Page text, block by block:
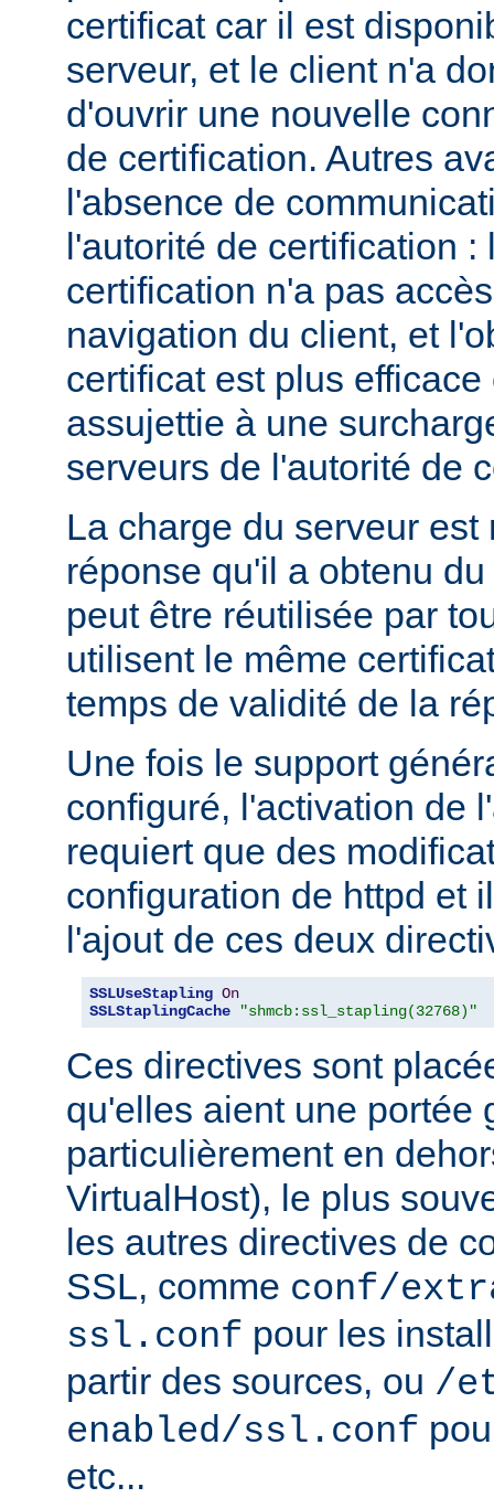
certificat car il est
serveur, et le client n'a
d'ouvrir une nouvelle
de certification. Autres
l'absence de
l'autorité de certification :
certification n'a pas
navigation du client, et
certificat est plus
assujettie à une
serveurs de l'autorité de
La charge du serveur est
réponse qu'il a obtenu
peut être réutilisée par
utilisent le même
temps de validité de la
Une fois le support
configuré, l'activation de
requiert que des
configuration de httpd et
l'ajout de ces deux
SSLUseStapling On
SSLStaplingCache
"shmcb:ssl_stapling(32768)"
Ces directives sont
qu'elles aient une portée
particulièrement en
VirtualHost), le plus
les autres directives de
SSL, comme conf/
ssl.conf pour les
partir des sources, ou /
enabled/ssl.conf
etc...